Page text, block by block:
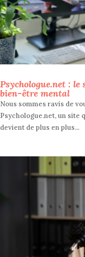
Psychologue.net :
bien-être mental
Nous sommes ravis de
Psychologue.net, un site
devient de plus en plus...